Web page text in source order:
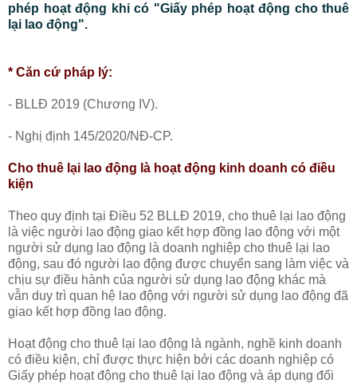
phép hoạt động khi có "Giấy phép hoạt động cho thuê
lại lao động".
* Căn cứ pháp lý:
- BLLĐ 2019 (Chương IV).
- Nghị định 145/2020/NĐ-CP.
Cho thuê lại lao động là hoạt động kinh doanh có điều
kiện
Theo quy định tại Điều 52 BLLĐ 2019, cho thuê lại lao động
là việc người lao động giao kết hợp đồng lao động với một
người sử dụng lao động là doanh nghiệp cho thuê lại lao
động, sau đó người lao động được chuyển sang làm việc và
chịu sự điều hành của người sử dụng lao động khác mà
vẫn duy trì quan hệ lao động với người sử dụng lao động đã
giao kết hợp đồng lao động.
Hoạt động cho thuê lại lao động là ngành, nghề kinh doanh
có điều kiện, chỉ được thực hiện bởi các doanh nghiệp có
Giấy phép hoạt động cho thuê lại lao động và áp dụng đối